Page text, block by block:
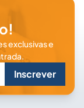
exclusivas e
Inscrever